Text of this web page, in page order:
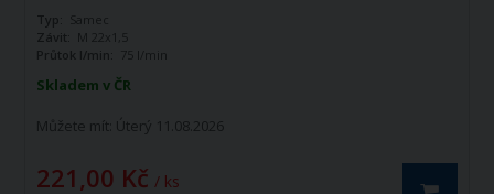
Skladem v ČR
Můžete mít: Úterý 11.08.2026
221,00 Kč / ks
Typ:
Samec
Závit: M 22x1,5
Průtok l/min:
75 l/min